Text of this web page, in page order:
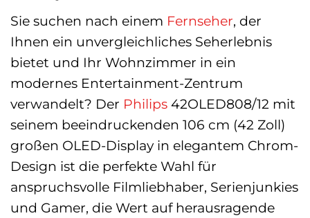
Sie suchen nach einem Fernseher, der
Ihnen ein unvergleichliches Seherlebnis
bietet und Ihr Wohnzimmer in ein
modernes Entertainment-Zentrum
verwandelt? Der Philips 42OLED808/12 mit
seinem beeindruckenden 106 cm (42 Zoll)
großen OLED-Display in elegantem Chrom-
Design ist die perfekte Wahl für
anspruchsvolle Filmliebhaber, Serienjunkies
und Gamer, die Wert auf herausragende